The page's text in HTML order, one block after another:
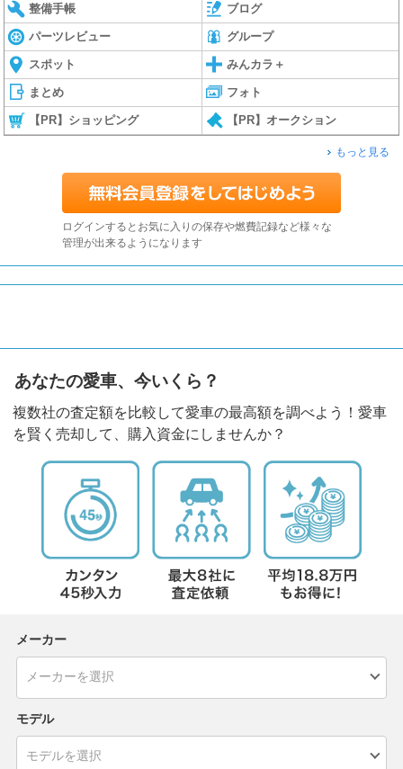
整備手帳 ブログ
パーツレビュー グループ
スポット みんカラ＋
まとめ フォト
【PR】ショッピング 【PR】オークション
もっと見る
ログインするとお気に入りの保存や燃費記録など様々な
管理が出来るようになります
あなたの愛車、今いくら？
複数社の査定額を比較して愛車の最高額を調べよう！愛車
を賢く売却して、購入資金にしませんか？
メーカー
モデル